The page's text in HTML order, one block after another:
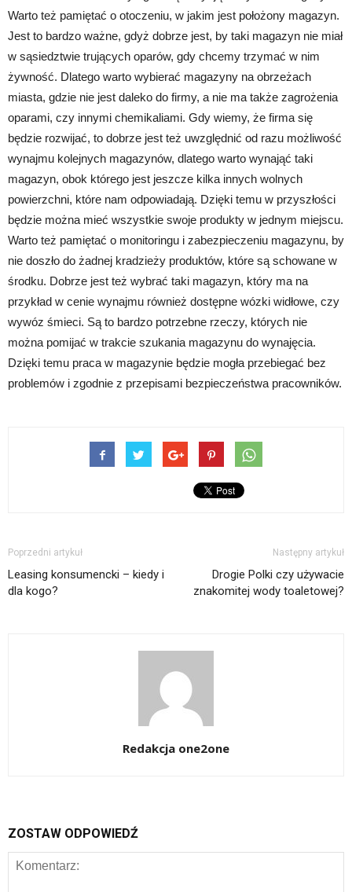
Warto też pamiętać o otoczeniu, w jakim jest położony magazyn.
Jest to bardzo ważne, gdyż dobrze jest, by taki magazyn nie miał
w sąsiedztwie trujących oparów, gdy chcemy trzymać w nim
żywność. Dlatego warto wybierać magazyny na obrzeżach
miasta, gdzie nie jest daleko do firmy, a nie ma także zagrożenia
oparami, czy innymi chemikaliami. Gdy wiemy, że firma się
będzie rozwijać, to dobrze jest też uwzględnić od razu możliwość
wynajmu kolejnych magazynów, dlatego warto wynająć taki
magazyn, obok którego jest jeszcze kilka innych wolnych
powierzchni, które nam odpowiadają. Dzięki temu w przyszłości
będzie można mieć wszystkie swoje produkty w jednym miejscu.
Warto też pamiętać o monitoringu i zabezpieczeniu magazynu, by
nie doszło do żadnej kradzieży produktów, które są schowane w
środku. Dobrze jest też wybrać taki magazyn, który ma na
przykład w cenie wynajmu również dostępne wózki widłowe, czy
wywóz śmieci. Są to bardzo potrzebne rzeczy, których nie
można pomijać w trakcie szukania magazynu do wynajęcia.
Dzięki temu praca w magazynie będzie mogła przebiegać bez
problemów i zgodnie z przepisami bezpieczeństwa pracowników.
Poprzedni artykuł
Leasing konsumencki – kiedy i
dla kogo?
Następny artykuł
Drogie Polki czy używacie
znakomitej wody toaletowej?
Redakcja one2one
ZOSTAW ODPOWIEDŹ